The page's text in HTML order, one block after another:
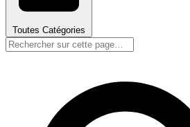
Toutes Catégories